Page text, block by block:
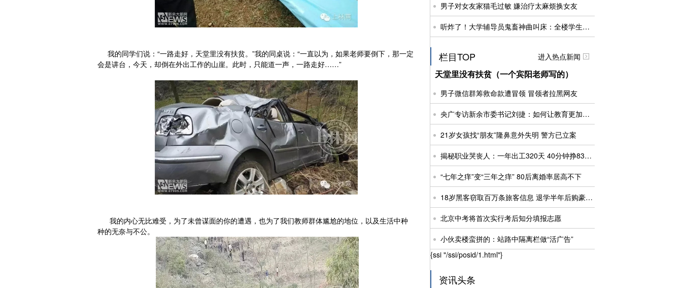
我的同学们说：“一路走好，天堂里没有扶贫。”我的同桌说：“一直以为，如果老师要倒下，那一定
会是讲台，今天，却倒在外出工作的山崖。此时，只能道一声，一路走好……”
我的内心无比难受，为了未曾谋面的你的遭遇，也为了我们教师群体尴尬的地位，以及生活中种
种的无奈与不公。
男子对女友家猫毛过敏 嫌治疗太麻烦换女友
听炸了！大学辅导员鬼畜神曲叫床：全楼学生秒起
栏目TOP 进入热点新闻
天堂里没有扶贫（一个宾阳老师写的）
男子微信群筹救命款遭冒领 冒领者拉黑网友
央广专访新余市委书记刘捷：如何让教育更加公...
21岁女孩找“朋友”隆鼻意外失明 警方已立案
揭秘职业哭丧人：一年出工320天 40分钟挣830元
“七年之痒”变“三年之痒” 80后离婚率居高不下
18岁黑客窃取百万条旅客信息 退学半年后购豪车
北京中考将首次实行考后知分填报志愿
小伙卖楼蛮拼的：站路中隔离栏做“活广告”
{ssi "/ssi/posid/1.html"}
资讯头条